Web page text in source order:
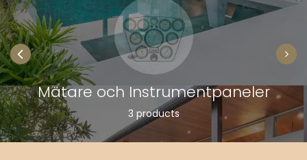
Mätare och Instrumentpaneler
3 products